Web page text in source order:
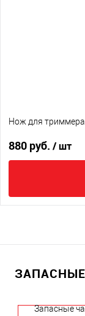
Нож для триммера
880 руб. / шт
Запасные